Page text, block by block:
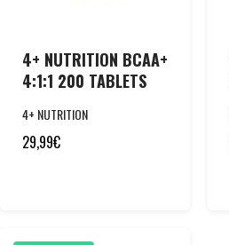
4+ NUTRITION BCAA+
4:1:1 200 TABLETS
4+ NUTRITION
29,99€